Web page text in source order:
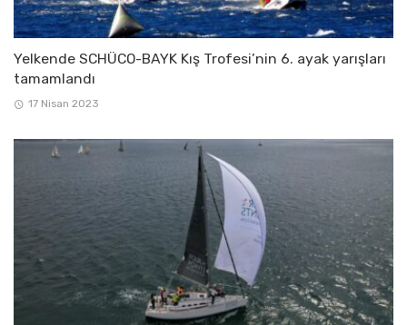
Yelkende SCHÜCO-BAYK Kış Trofesi’nin 6. ayak yarışları
tamamlandı
17 Nisan 2023